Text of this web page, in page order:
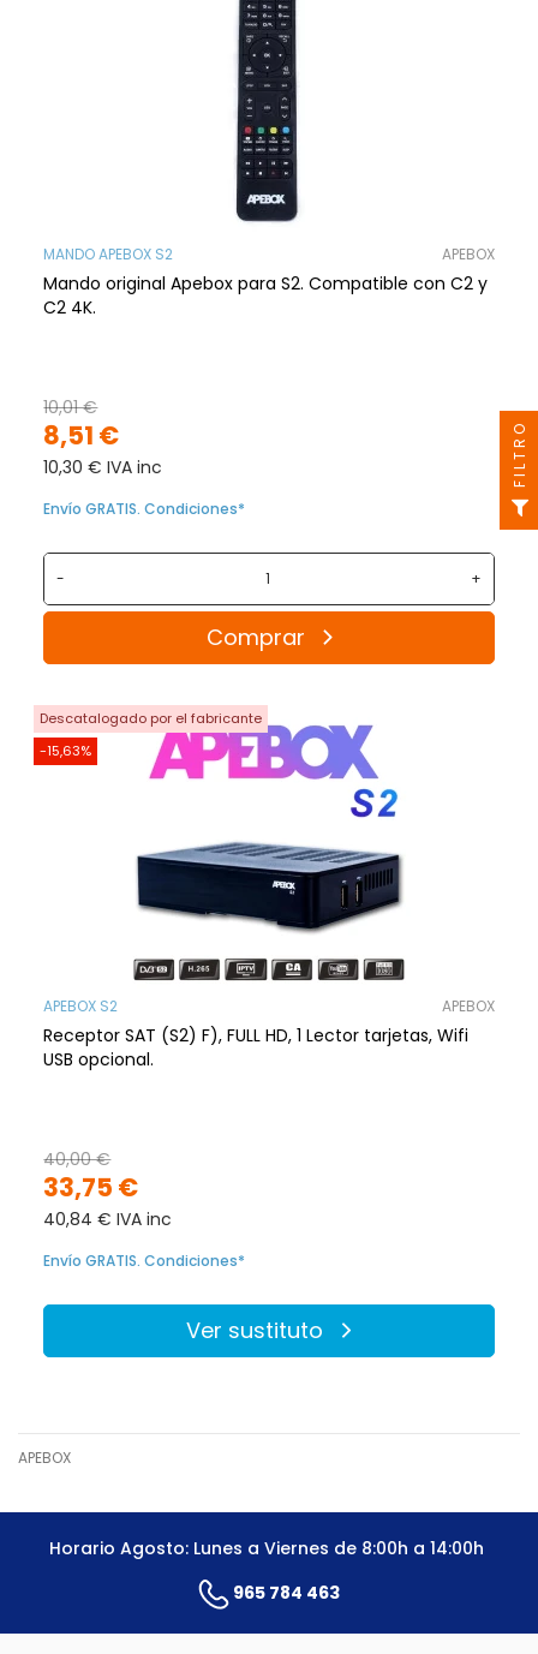
MANDO APEBOX S2 APEBOX
Mando original Apebox para S2. Compatible con C2 y
C2 4K.
8,51 €
10,01 €
10,30 € IVA inc
Envío GRATIS. Condiciones*
- +
Comprar
Descatalogado por el fabricante
-15,63%
APEBOX S2 APEBOX
Receptor SAT (S2) F), FULL HD, 1 Lector tarjetas, Wifi
USB opcional.
33,75 €
40,00 €
40,84 € IVA inc
Envío GRATIS. Condiciones*
Ver sustituto
APEBOX
Horario Agosto: Lunes a Viernes de 8:00h a 14:00h
965 784 463
FILTRO